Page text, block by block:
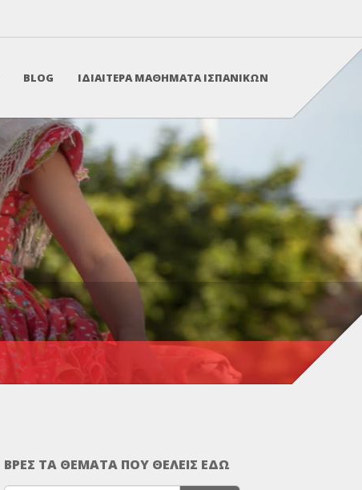
BLOG ΙΔΙΑΙΤΕΡΑ ΜΑΘΗΜΑΤΑ ΙΣΠΑΝΙΚΩΝ
ΒΡΕΣ ΤΑ ΘΕΜΑΤΑ ΠΟΥ ΘΕΛΕΙΣ ΕΔΩ